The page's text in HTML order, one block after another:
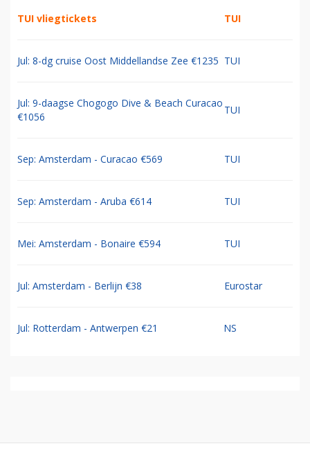
TUI vliegtickets TUI
Jul: 8-dg cruise Oost Middellandse Zee €1235 TUI
Jul: 9-daagse Chogogo Dive & Beach Curacao
€1056
TUI
Sep: Amsterdam - Curacao €569 TUI
Sep: Amsterdam - Aruba €614 TUI
Mei: Amsterdam - Bonaire €594 TUI
Jul: Amsterdam - Berlijn €38 Eurostar
Jul: Rotterdam - Antwerpen €21 NS